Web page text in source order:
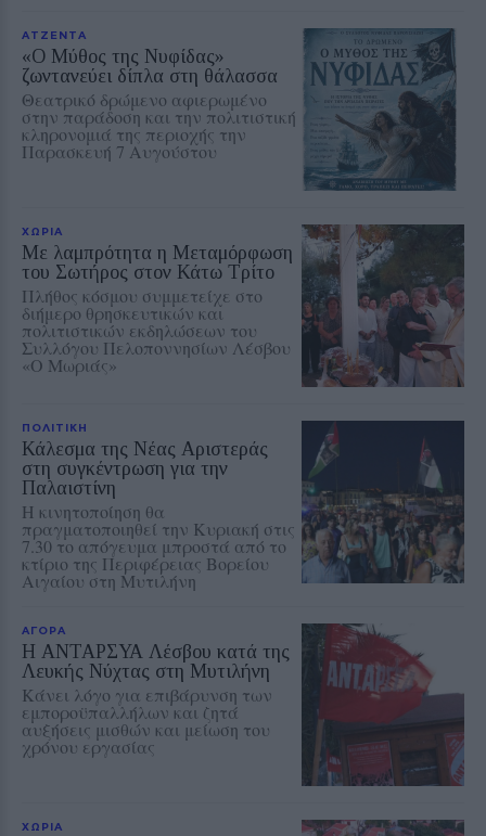
ΑΤΖΕΝΤΑ
«Ο Μύθος της Νυφίδας»
ζωντανεύει δίπλα στη θάλασσα
Θεατρικό δρώμενο αφιερωμένο
στην παράδοση και την πολιτιστική
κληρονομιά της περιοχής την
Παρασκευή 7 Αυγούστου
ΧΩΡΙΑ
Με λαμπρότητα η Μεταμόρφωση
του Σωτήρος στον Κάτω Τρίτο
Πλήθος κόσμου συμμετείχε στο
διήμερο θρησκευτικών και
πολιτιστικών εκδηλώσεων του
Συλλόγου Πελοποννησίων Λέσβου
«Ο Μωριάς»
ΠΟΛΙΤΙΚΗ
Κάλεσμα της Νέας Αριστεράς
στη συγκέντρωση για την
Παλαιστίνη
Η κινητοποίηση θα
πραγματοποιηθεί την Κυριακή στις
7.30 το απόγευμα μπροστά από το
κτίριο της Περιφέρειας Βορείου
Αιγαίου στη Μυτιλήνη
ΑΓΟΡΑ
Η ΑΝΤΑΡΣΥΑ Λέσβου κατά της
Λευκής Νύχτας στη Μυτιλήνη
Κάνει λόγο για επιβάρυνση των
εμποροϋπαλλήλων και ζητά
αυξήσεις μισθών και μείωση του
χρόνου εργασίας
ΧΩΡΙΑ